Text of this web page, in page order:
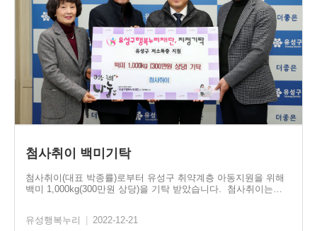
첨사취이 백미기탁
첨사취이(대표 박종률)로부터 유성구 취약계층 아동지원을 위해
백미 1,000kg(300만원 상당)을 기탁 받았습니다. 첨사취이는…
유성행복누리 2022-12-21